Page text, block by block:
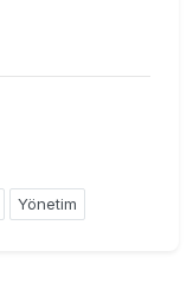
Yönetim